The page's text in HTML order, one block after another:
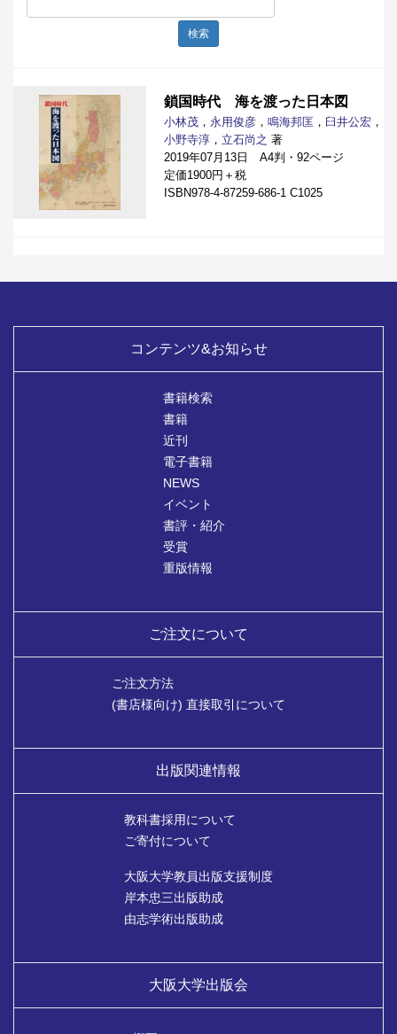
検索
鎖国時代 海を渡った日本図
小林茂 ， 永用俊彦 ， 鳴海邦匡 ， 臼井公宏 ，
小野寺淳 ， 立石尚之 著
2019年07月13日 A4判・92ページ
定価1900円＋税
ISBN978-4-87259-686-1 C1025
コンテンツ&お知らせ
書籍検索
書籍
近刊
電子書籍
NEWS
イベント
書評・紹介
受賞
重版情報
ご注文について
ご注文方法
(書店様向け) 直接取引について
出版関連情報
教科書採用について
ご寄付について
大阪大学教員出版支援制度
岸本忠三出版助成
由志学術出版助成
大阪大学出版会